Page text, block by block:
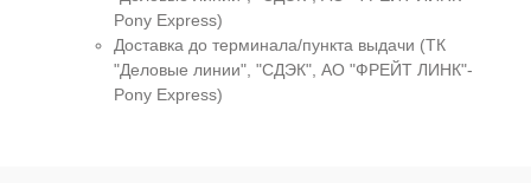
Pony Express)
Доставка до терминала/пункта выдачи (ТК
"Деловые линии", "СДЭК", АО "ФРЕЙТ ЛИНК"-
Pony Express)